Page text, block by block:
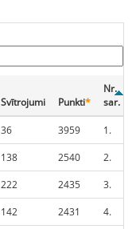
Svītrojumi Punkti*
Nr.
sar.
36 3959
1.
138 2540
2.
222 2435
3.
142 2431
4.